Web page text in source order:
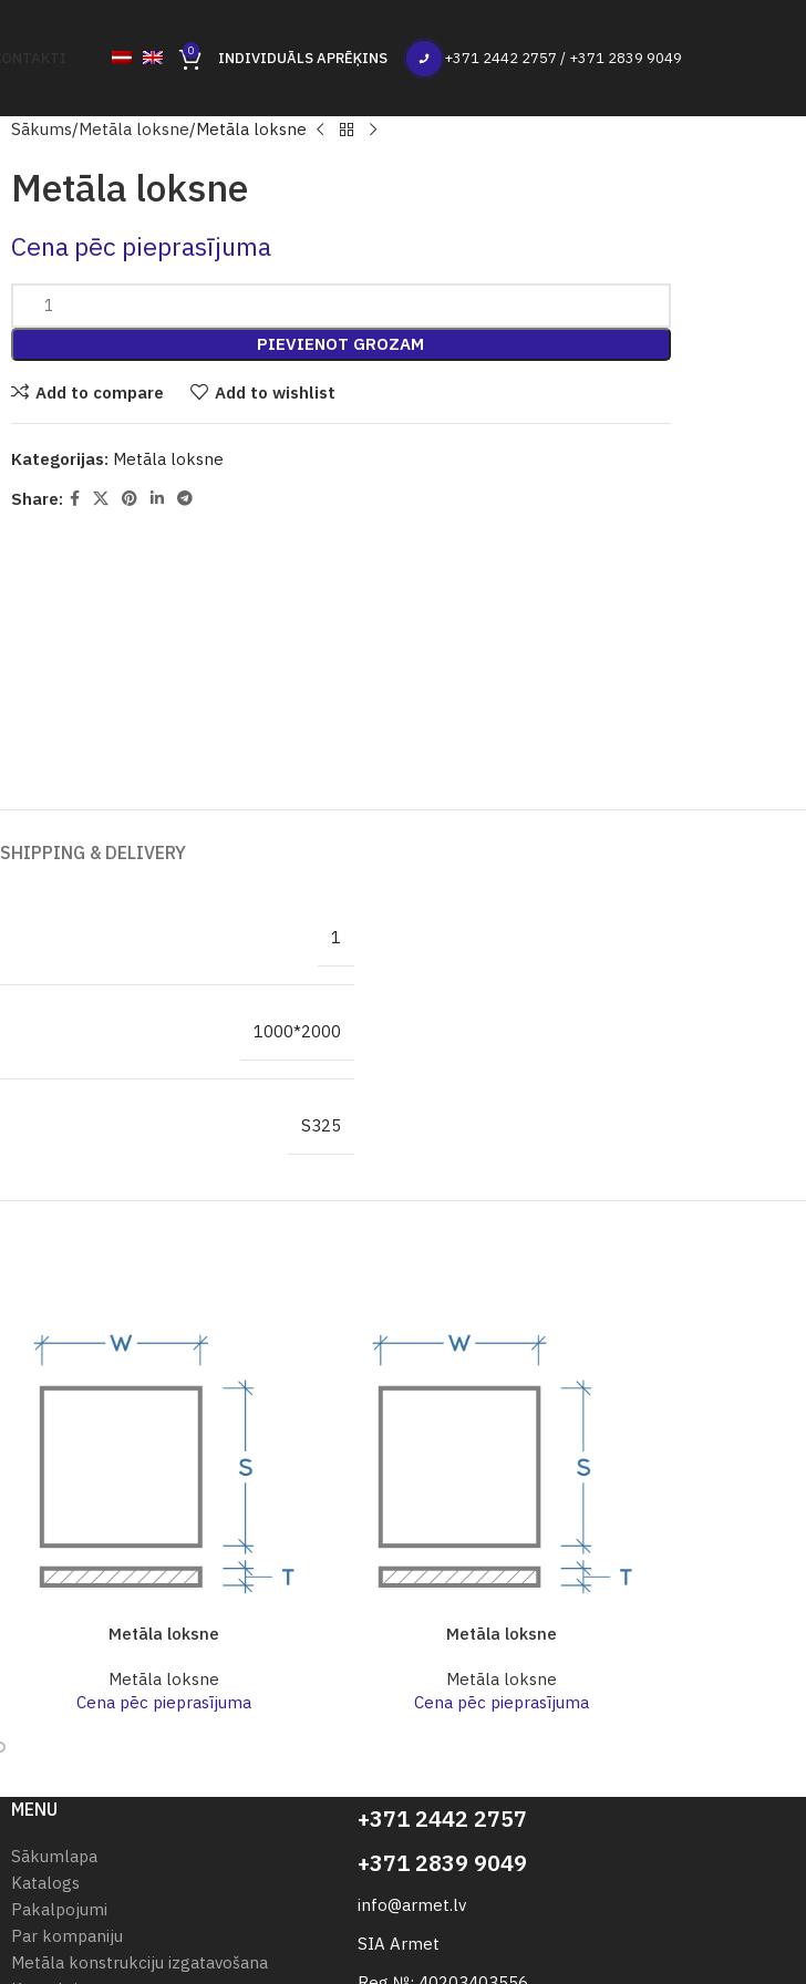
0 INDIVIDUĀLS APRĒĶINS +371 2442 2757 / +371 2839 9049
Sākums Metāla loksne Metāla loksne
Metāla loksne
Cena pēc pieprasījuma
PIEVIENOT GROZAM
Add to compare Add to wishlist
Kategorijas: Metāla loksne
Share:
SHIPPING & DELIVERY
1
1000*2000
S325
Metāla loksne
Metāla loksne
Cena pēc pieprasījuma
Metāla loksne
Metāla loksne
Cena pēc pieprasījuma
MENU
Sākumlapa
Katalogs
Pakalpojumi
Par kompaniju
Metāla konstrukciju izgatavošana
+371 2442 2757
+371 2839 9049
info@armet.lv
SIA Armet